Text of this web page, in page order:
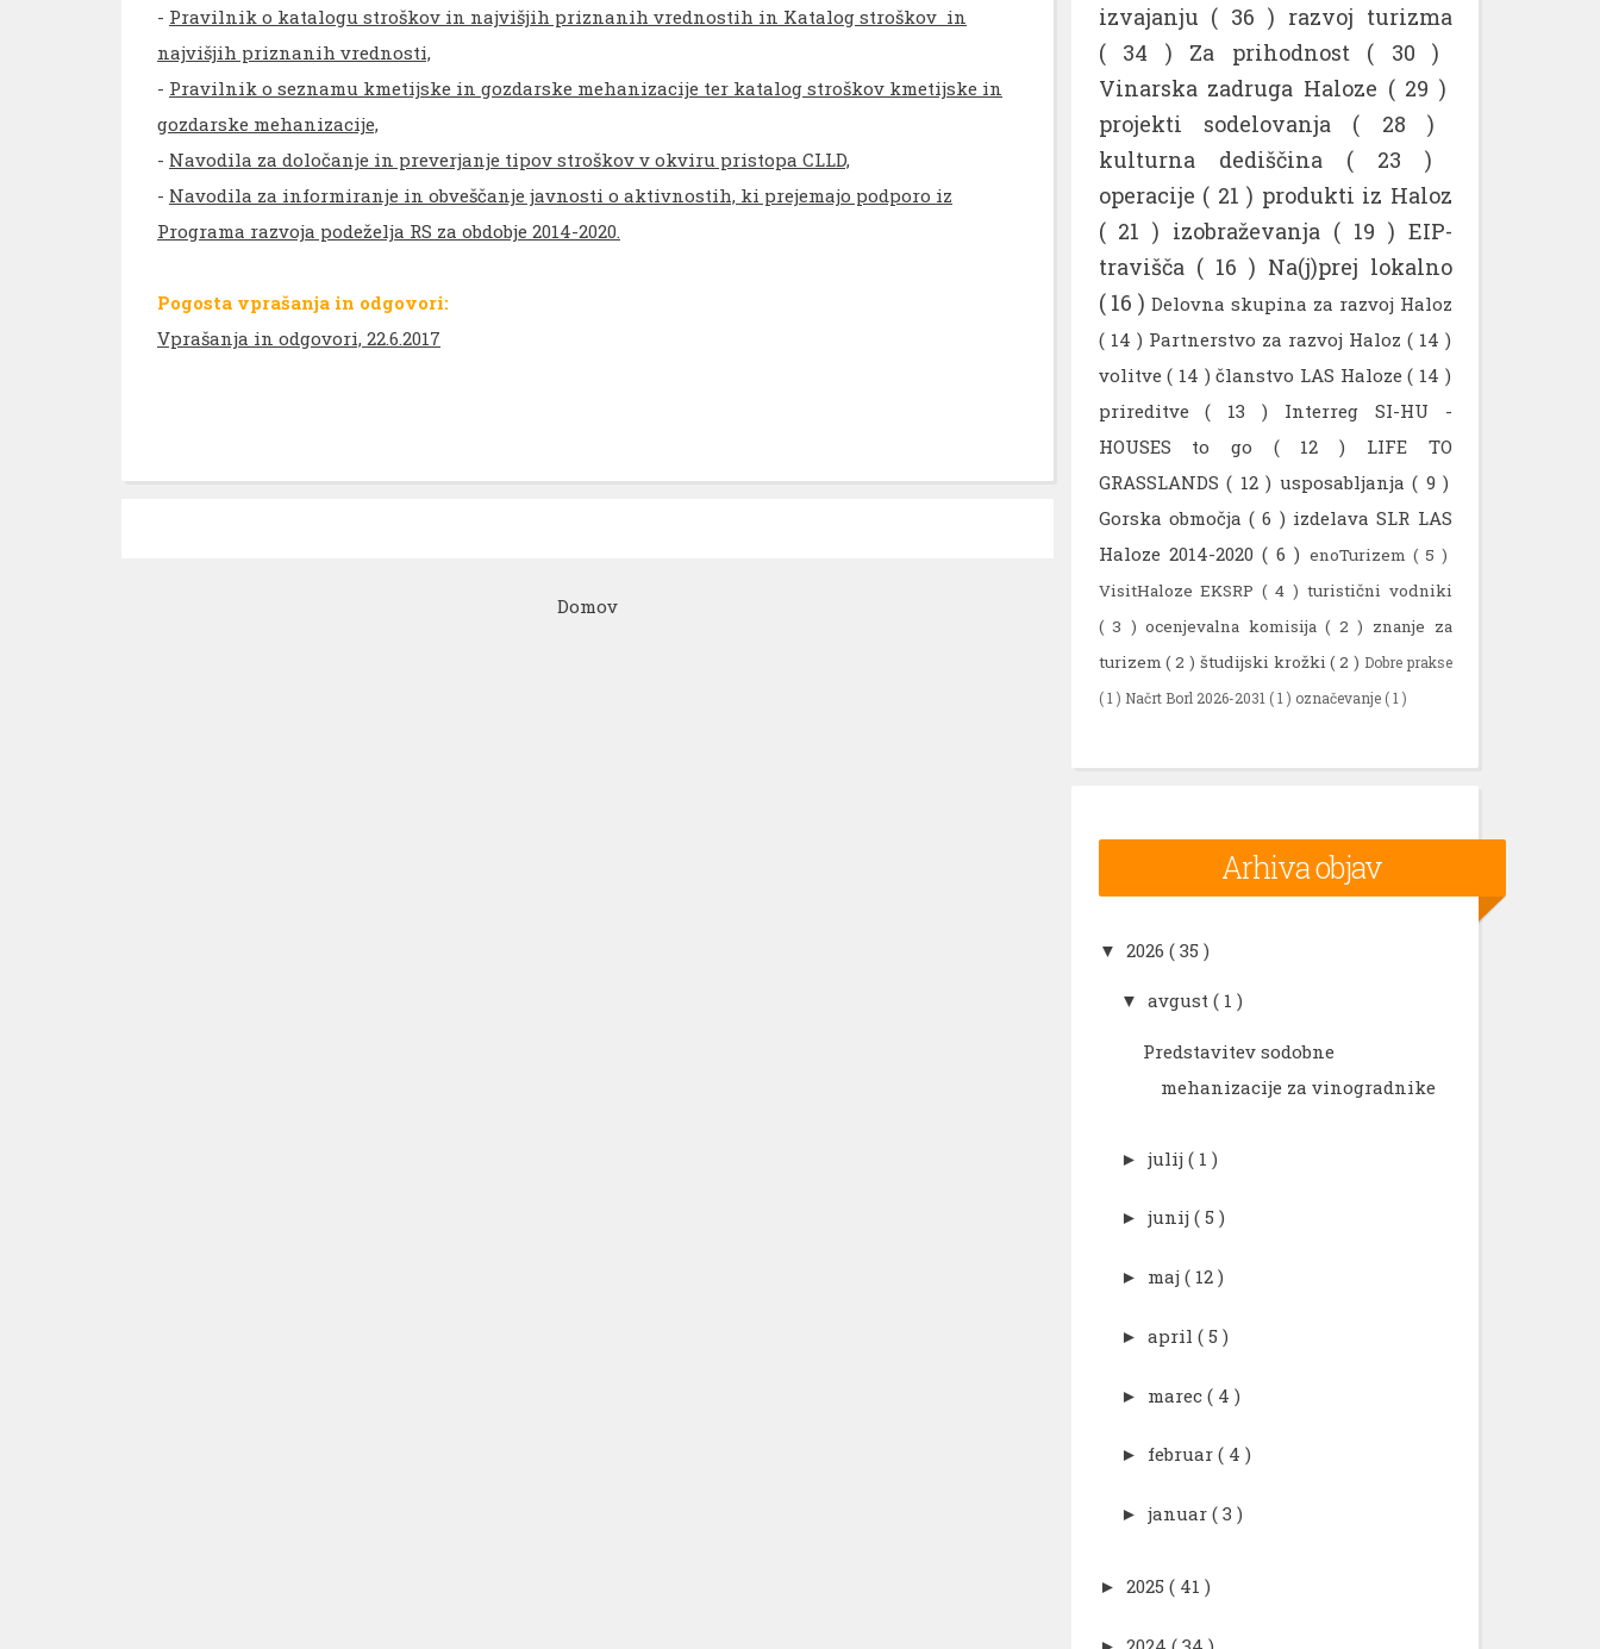
- Pravilnik o katalogu stroškov in najvišjih priznanih vrednostih in Katalog stroškov in
najvišjih priznanih vrednosti,
- Pravilnik o seznamu kmetijske in gozdarske mehanizacije ter katalog stroškov kmetijske in
gozdarske mehanizacije,
- Navodila za določanje in preverjanje tipov stroškov v okviru pristopa CLLD,
- Navodila za informiranje in obveščanje javnosti o aktivnostih, ki prejemajo podporo iz
Programa razvoja podeželja RS za obdobje 2014-2020.
Pogosta vprašanja in odgovori:
Vprašanja in odgovori, 22.6.2017
Domov
izvajanju ( 36 ) razvoj turizma
( 34 ) Za prihodnost ( 30 )
Vinarska zadruga Haloze ( 29 )
projekti sodelovanja ( 28 )
kulturna dediščina ( 23 )
operacije ( 21 ) produkti iz Haloz
( 21 ) izobraževanja ( 19 ) EIP-
travišča ( 16 ) Na(j)prej lokalno
( 16 )Delovna skupina za razvoj Haloz
( 14 ) Partnerstvo za razvoj Haloz ( 14 )
volitve( 14 )članstvo LAS Haloze( 14 )
prireditve( 13 ) Interreg SI-HU -
HOUSES to go ( 12 ) LIFE TO
GRASSLANDS ( 12 ) usposabljanja ( 9 )
Gorska območja( 6 ) izdelava SLR LAS
Haloze 2014-2020 ( 6 ) enoTurizem ( 5 )
VisitHaloze EKSRP( 4 ) turistični vodniki
( 3 )ocenjevalna komisija( 2 ) znanje za
turizem( 2 ) študijski krožki( 2 ) Dobre prakse
( 1 ) Načrt Borl 2026-2031 ( 1 ) označevanje ( 1 )
Arhiva objav
▼ 2026 ( 35 )
▼ avgust ( 1 )
Predstavitev sodobne
mehanizacije za vinogradnike
► julij ( 1 )
► junij ( 5 )
► maj ( 12 )
► april ( 5 )
► marec ( 4 )
► februar ( 4 )
► januar ( 3 )
► 2025 ( 41 )